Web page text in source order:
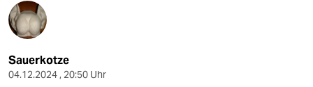
Sauerkotze
04.12.2024 , 20:50 Uhr